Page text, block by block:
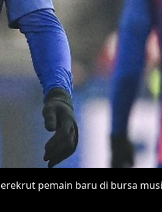
pemain baru di bursa